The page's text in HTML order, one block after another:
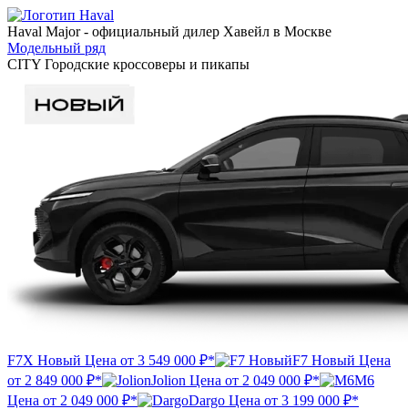
Haval Major- официальный дилер Хавейл в Москве
Модельный ряд
CITY Городские кроссоверы и пикапы
F7X Новый Цена от 3 549 000 ₽* F7 Новый Цена
от 2 849 000 ₽* Jolion Цена от 2 049 000 ₽*
M6
Цена от 2 049 000 ₽* Dargo Цена от 3 199 000 ₽*